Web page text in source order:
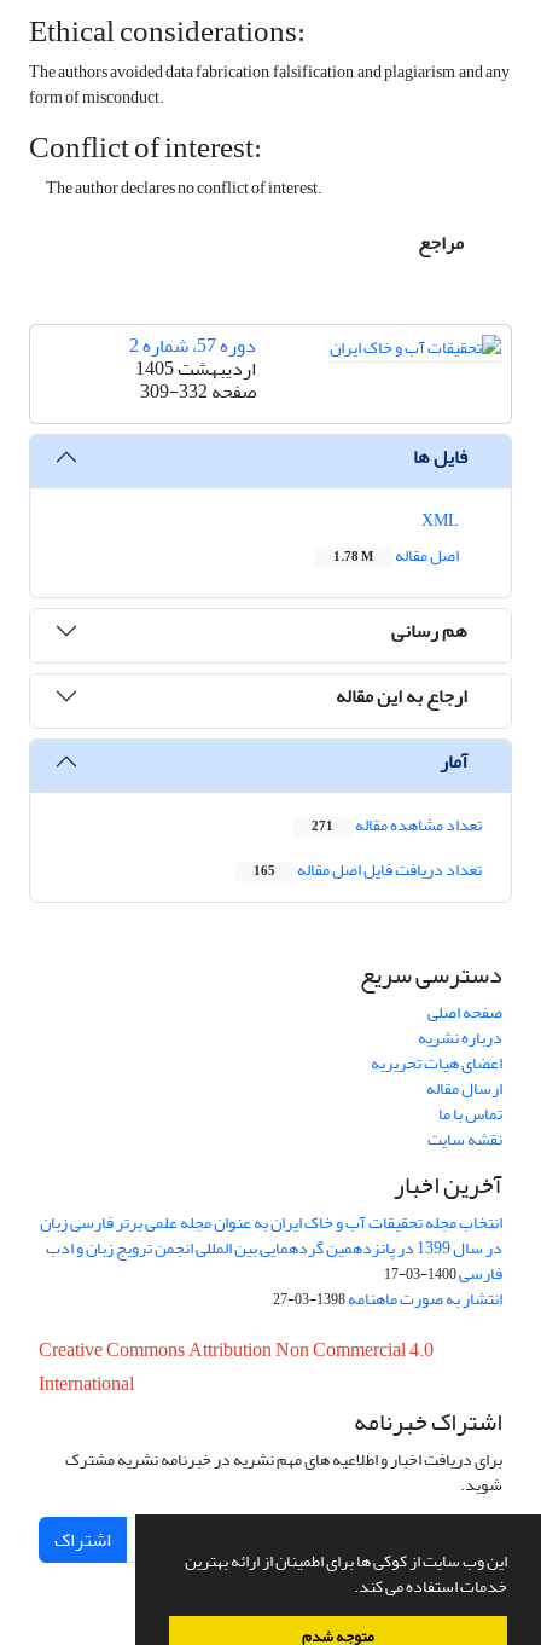
این وب سایت از کوکی ها برای اطمینان از ارائه بهترین
خدمات استفاده می کند.
متوجه شدم
Ethical considerations:
The authors avoided data fabrication, falsification, and plagiarism, and any
form of misconduct.
Conflict of interest:
The author declares no conflict of interest.
مراجع
دوره 57، شماره 2
اردیبهشت 1405
صفحه309-332
فایل ها
اصل مقاله
1.78 M
هم رسانی
ارجاع به این مقاله
آمار
تعداد مشاهده مقاله 271
تعداد دریافت فایل اصل مقاله 165
دسترسی سریع
صفحه اصلی
درباره نشریه
اعضای هیات تحریریه
ارسال مقاله
تماس با ما
نقشه سایت
آخرین اخبار
انتخاب مجله تحقیقات آب و خاک ایران به عنوان مجله علمی برتر فارسی زبان
در سال 1399 در پانزدهمین گردهمایی بین المللی انجمن ترویج زبان و ادب
فارسی1400-03-17
انتشار به صورت ماهنامه1398-03-27
Creative Commons Attribution Non Commercial 4.0
International
اشتراک خبرنامه
برای دریافت اخبار و اطلاعیه های مهم نشریه در خبرنامه نشریه مشترک
شوید.
اشتراک